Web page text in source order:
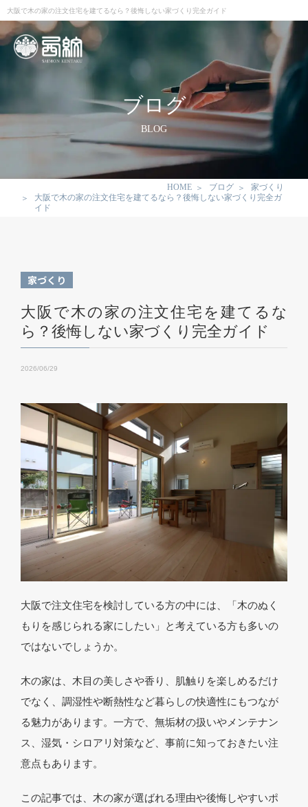
大阪で木の家の注文住宅を建てるなら？後悔しない家づくり完全ガイド
ブログ
BLOG
HOME ブログ
家づくり
大阪で木の家の注文住宅を建てるなら？後悔しない家づくり完全ガ
イド
家づくり
大阪で木の家の注文住宅を建てるな
ら？後悔しない家づくり完全ガイド
2026/06/29
大阪で注文住宅を検討している方の中には、「木のぬく
もりを感じられる家にしたい」と考えている方も多いの
ではないでしょうか。
木の家は、木目の美しさや香り、肌触りを楽しめるだけ
でなく、調湿性や断熱性など暮らしの快適性にもつなが
る魅力があります。一方で、無垢材の扱いやメンテナン
ス、湿気・シロアリ対策など、事前に知っておきたい注
意点もあります。
この記事では、木の家が選ばれる理由や後悔しやすいポ